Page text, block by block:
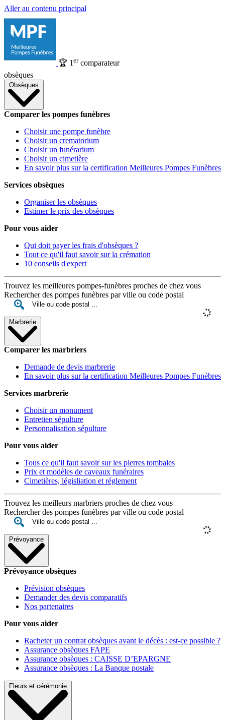
Aller au contenu principal
🏆 1 ercomparateur
obsèques
Obsèques
Comparer les pompes funèbres
Choisir une pompe funèbre
Choisir un crematorium
Choisir un funérarium
Choisir un cimetière
En savoir plus sur la certification Meilleures Pompes Funèbres
Services obsèques
Organiser les obsèques
Estimer le prix des obsèques
Pour vous aider
Qui doit payer les frais d'obsèques ?
Tout ce qu'il faut savoir sur la crémation
10 conseils d'expert
Trouvez les meilleures pompes-funèbres proches de chez vous
Rechercher des pompes funèbres par ville ou code postal
Marbrerie
Comparer les marbriers
Demande de devis marbrerie
En savoir plus sur la certification Meilleures Pompes Funèbres
Services marbrerie
Choisir un monument
Entretien sépulture
Personnalisation sépulture
Pour vous aider
Tous ce qu'il faut savoir sur les pierres tombales
Prix et modèles de caveaux funéraires
Cimetières, législiation et réglement
Trouvez les meilleurs marbriers proches de chez vous
Rechercher des pompes funèbres par ville ou code postal
Prévoyance
Prévoyance obsèques
Prévision obsèques
Demander des devis comparatifs
Nos partenaires
Pour vous aider
Racheter un contrat obsèques avant le décès : est-ce possible ?
Assurance obsèques FAPE
Assurance obsèques : CAISSE D’EPARGNE
Assurance obsèques : La Banque postale
Fleurs et cérémonie